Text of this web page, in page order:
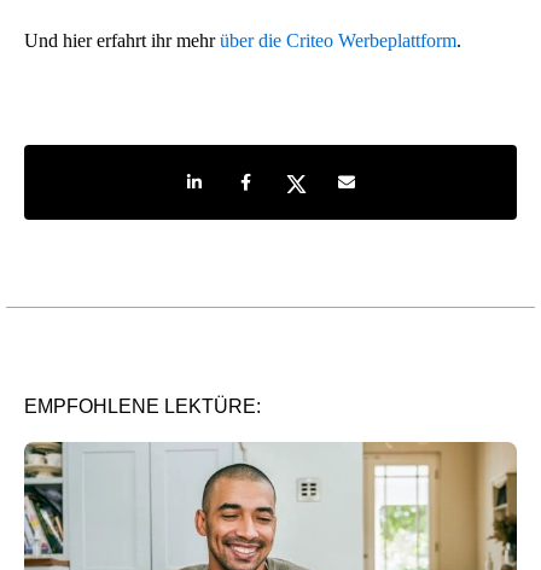
Und hier erfahrt ihr mehrüber die Criteo Werbeplattform.
Share on LinkedIn
Share on Facebook
Share on TwitterShare by e-mail
EMPFOHLENE LEKTÜRE: